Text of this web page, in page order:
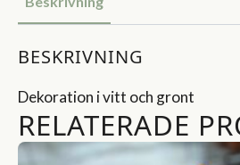
BESKRIVNING
Dekoration i vitt och gront
RELATERADE